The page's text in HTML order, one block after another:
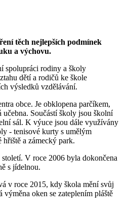
těch nejlepších podmínek
a výchovu.
spolupráci rodiny a školy
dětí a rodičů ke škole
výsledků vzdělávání.
obce. Je obklopena parčíkem,
Součástí školy jsou školní
sál. K výuce jsou dále využívány
- tenisové kurty s umělým
a zámecký park.
V roce 2006 byla dokončena
s jídelnou.
v roce 2015, kdy škola mění svůj
výměna oken se zateplením pláště